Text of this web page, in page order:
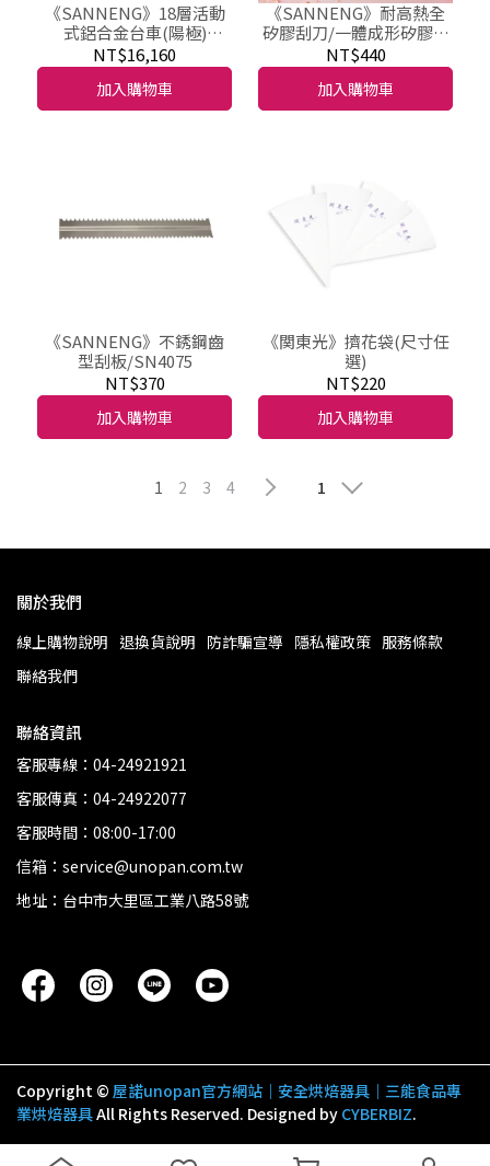
《SANNENG》18層活動
式鋁合金台車(陽極)
SN1991 SN1976 SN1990
SN1975
NT$16,160
加入購物車
《SANNENG》耐高熱全
矽膠刮刀/一體成形矽膠刮
刀/刮刀-大小
NT$440
加入購物車
《SANNENG》不銹鋼齒
型刮板/SN4075
NT$370
加入購物車
《関東光》擠花袋(尺寸任
選)
NT$220
加入購物車
1 2 3 4 1
關於我們
線上購物說明 退換貨說明 防詐騙宣導 隱私權政策 服務條款
聯絡我們
聯絡資訊
客服專線：04-24921921
客服傳真：04-24922077
客服時間：08:00-17:00
信箱：service@unopan.com.tw
地址：台中市大里區工業八路58號
Copyright © 屋諾unopan官方網站｜安全烘焙器具｜三能食品專
業烘焙器具All Rights Reserved. Designed by CYBERBIZ.